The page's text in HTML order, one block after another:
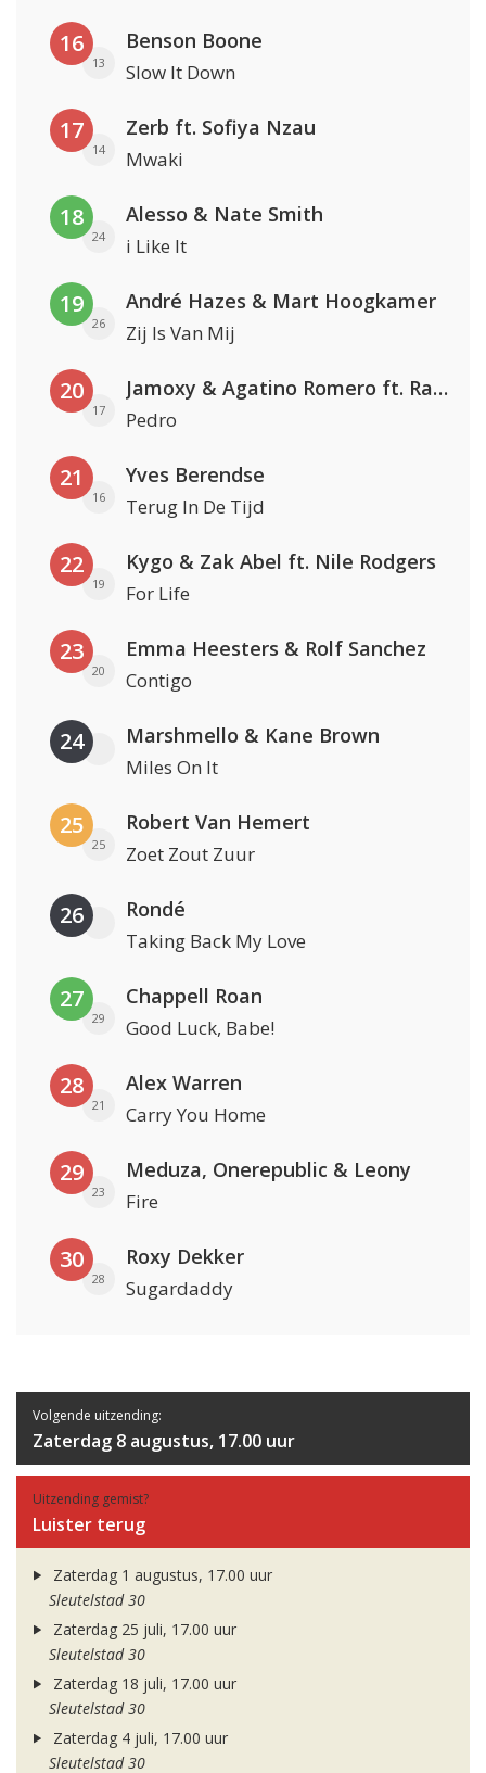
16
13
Benson Boone
Slow It Down
17
14
Zerb ft. Sofiya Nzau
Mwaki
18
24
Alesso & Nate Smith
i Like It
19
26
André Hazes & Mart Hoogkamer
Zij Is Van Mij
20
17
Jamoxy & Agatino Romero ft. Raffaella Carrà
Pedro
21
16
Yves Berendse
Terug In De Tijd
22
19
Kygo & Zak Abel ft. Nile Rodgers
For Life
23
20
Emma Heesters & Rolf Sanchez
Contigo
24 Marshmello & Kane Brown
Miles On It
25
25
Robert Van Hemert
Zoet Zout Zuur
26 Rondé
Taking Back My Love
27
29
Chappell Roan
Good Luck, Babe!
28
21
Alex Warren
Carry You Home
29
23
Meduza, Onerepublic & Leony
Fire
30
28
Roxy Dekker
Sugardaddy
Volgende uitzending:
Zaterdag 8 augustus, 17.00 uur
Uitzending gemist?
Luister terug
Zaterdag 1 augustus, 17.00 uur
Sleutelstad 30
Zaterdag 25 juli, 17.00 uur
Sleutelstad 30
Zaterdag 18 juli, 17.00 uur
Sleutelstad 30
Zaterdag 4 juli, 17.00 uur
Sleutelstad 30